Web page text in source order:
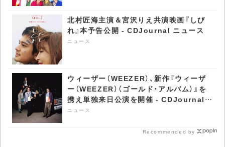
北村匠海主演＆宮沢りえ共演映画『しび
れ』本予告公開 - CDJournal ニュース
ニュース
ウィーザー（WEEZER）、新作『ウィーザ
ー（WEEZER）（ゴールド・アルバム）』を
携え単独来日公演を開催 - CDJournal
ニュース
ニュース
Recommended by